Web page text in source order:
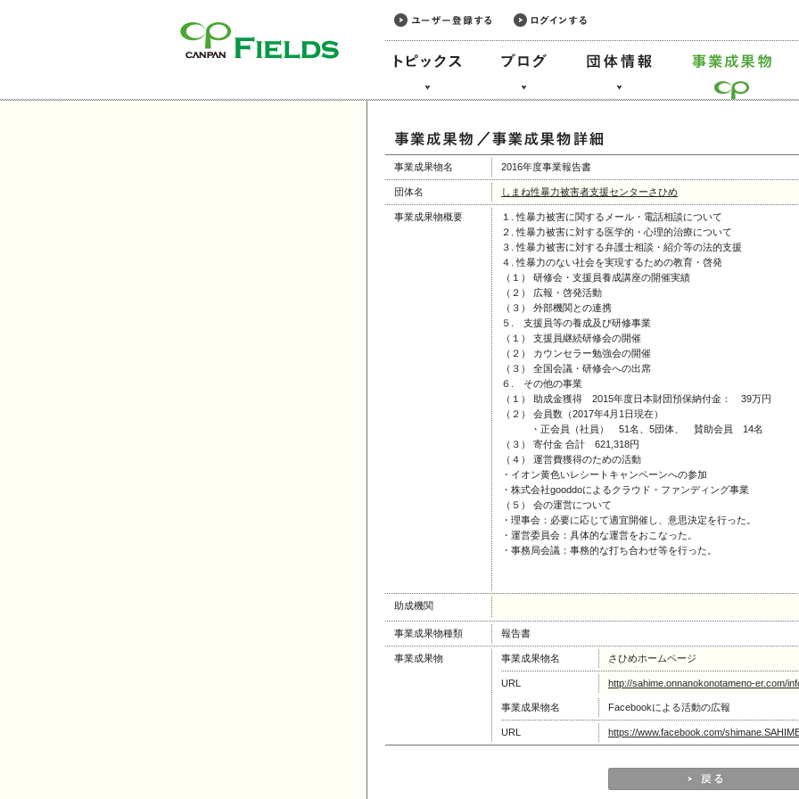
事業成果物名 2016年度事業報告書
団体名 しまね性暴力被害者支援センターさひめ
事業成果物概要
１. 性暴力被害に関するメール・電話相談について
２. 性暴力被害に対する医学的・心理的治療について
３. 性暴力被害に対する弁護士相談・紹介等の法的支援
４. 性暴力のない社会を実現するための教育・啓発
（１） 研修会・支援員養成講座の開催実績
（２） 広報・啓発活動
（３） 外部機関との連携
５. 支援員等の養成及び研修事業
（１） 支援員継続研修会の開催
（２） カウンセラー勉強会の開催
（３） 全国会議・研修会への出席
６. その他の事業
（１） 助成金獲得 2015年度日本財団預保納付金： 39万円
（２） 会員数（2017年4月1日現在）
・正会員（社員） 51名、5団体、 賛助会員 14名
（３） 寄付金 合計 621,318円
（４） 運営費獲得のための活動
・イオン黄色いレシートキャンペーンへの参加
・株式会社gooddoによるクラウド・ファンディング事業
（５） 会の運営について
・理事会：必要に応じて適宜開催し、意思決定を行った。
・運営委員会：具体的な運営をおこなった。
・事務局会議：事務的な打ち合わせ等を行った。
助成機関
事業成果物種類 報告書
事業成果物 事業成果物名 さひめホームページ
URL http://sahime.onnanokonotameno-er.com/
事業成果物名 Facebookによる活動の広報
URL https://www.facebook.com/